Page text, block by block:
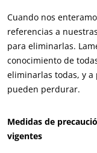
Global
África
Sudáfrica
Túnez
Asia
Cuando nos
referencias a
para eliminarlas.
conocimiento de
eliminarlas todas, y a
pueden perdurar.
Medidas de
vigentes